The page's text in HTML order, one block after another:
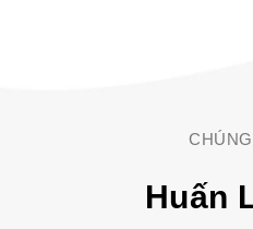
Huấn